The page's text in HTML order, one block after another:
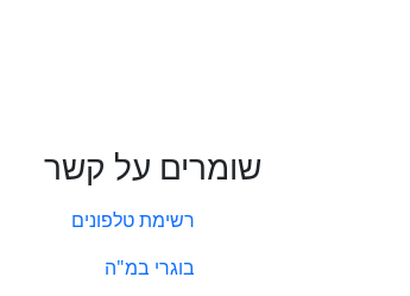
שומרים על קשר
רשימת טלפונים
בוגרי במ"ה